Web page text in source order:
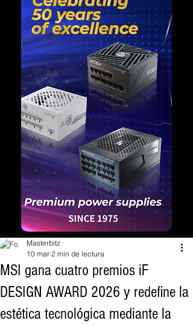
MSI gana cuatro premios iF
DESIGN AWARD 2026 y redefine la
estética tecnológica mediante la
Masterbitz
10 mar 2 min de lectura